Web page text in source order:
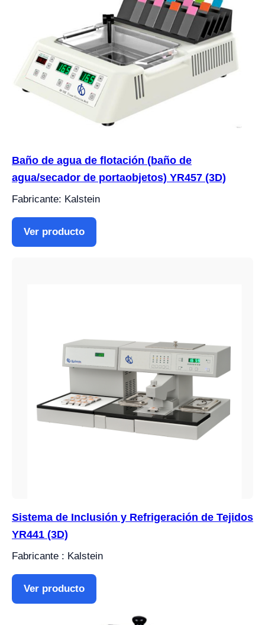
Baño de agua de flotación (baño de
agua/secador de portaobjetos) YR457 (3D)
Fabricante: Kalstein
Ver producto
Sistema de Inclusión y Refrigeración de Tejidos
YR441 (3D)
Fabricante : Kalstein
Ver producto